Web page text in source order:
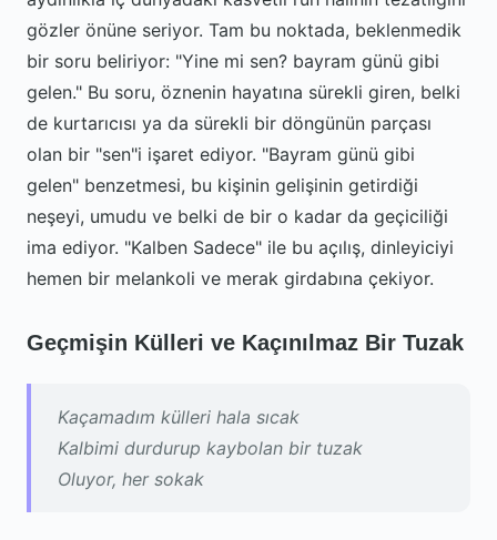
gözler önüne seriyor. Tam bu noktada, beklenmedik
bir soru beliriyor: "Yine mi sen? bayram günü gibi
gelen." Bu soru, öznenin hayatına sürekli giren, belki
de kurtarıcısı ya da sürekli bir döngünün parçası
olan bir "sen"i işaret ediyor. "Bayram günü gibi
gelen" benzetmesi, bu kişinin gelişinin getirdiği
neşeyi, umudu ve belki de bir o kadar da geçiciliği
ima ediyor. "Kalben Sadece" ile bu açılış, dinleyiciyi
hemen bir melankoli ve merak girdabına çekiyor.
Geçmişin Külleri ve Kaçınılmaz Bir Tuzak
Kaçamadım külleri hala sıcak
Kalbimi durdurup kaybolan bir tuzak
Oluyor, her sokak